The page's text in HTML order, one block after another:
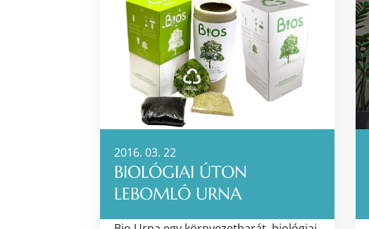
2016. 03. 22
BIOLÓGIAI ÚTON
LEBOMLÓ URNA